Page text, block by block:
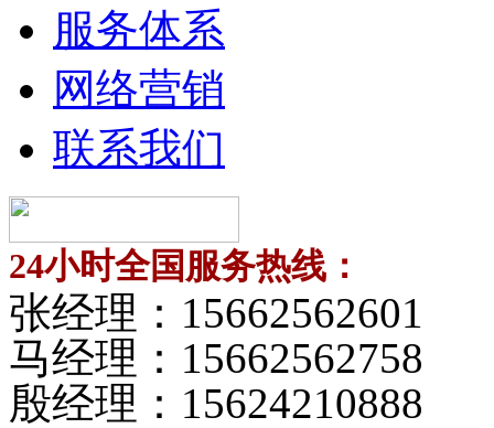
服务体系
网络营销
联系我们
24小时全国服务热线：
张经理： 15662562601
马经理： 15662562758
殷经理： 15624210888